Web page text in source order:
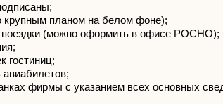
крупным планом на белом фоне);
поездки (можно оформить в офисе РОСНО);
гостиниц;
авиабилетов;
фирмы с указанием всех основных